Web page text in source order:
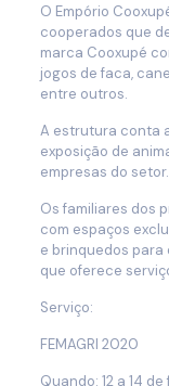
O Empório
cooperados que
marca Cooxupé
jogos de faca,
entre outros.
A estrutura conta
exposição de
empresas do setor.
Os familiares dos
com espaços
e brinquedos para
que oferece
Serviço:
FEMAGRI 2020
Quando: 12 a 14